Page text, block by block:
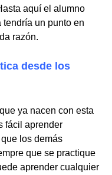
aquí el alumno
un punto en
razón.
desde los
ya nacen con esta
fácil aprender
los demás
que se practique
aprender cualquier